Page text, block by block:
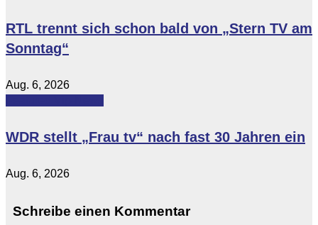
RTL trennt sich schon bald von „Stern TV am
Sonntag“
Aug. 6, 2026
WDR stellt „Frau tv“ nach fast 30 Jahren ein
Aug. 6, 2026
Schreibe einen Kommentar